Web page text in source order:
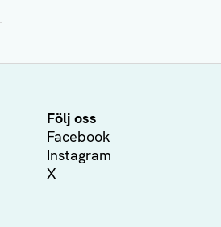
Följ oss
Facebook
Instagram
X